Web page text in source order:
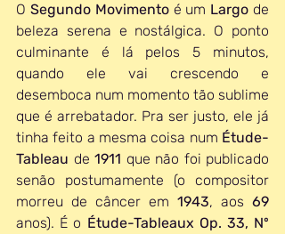
O Segundo Movimento é um Largo de
beleza serena e nostálgica. O ponto
culminante é lá pelos 5 minutos,
quando ele vai crescendo e
desemboca num momento tão sublime
que é arrebatador. Pra ser justo, ele já
tinha feito a mesma coisa num Étude-
Tableau de 1911 que não foi publicado
senão postumamente (o compositor
morreu de câncer em 1943, aos
anos). É o Étude-Tableaux Op. 33, Nº